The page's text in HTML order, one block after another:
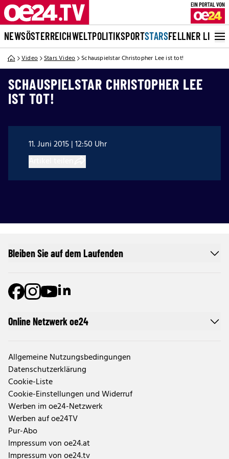
NEWSÖSTERREICHWELTPOLITIKSPORTSTARSFELLNER LIVE
Video Stars Video Schauspielstar Christopher Lee ist tot!
SCHAUSPIELSTAR CHRISTOPHER LEE
IST TOT!
11. Juni 2015 | 12:50 Uhr
Online Netzwerk oe24
Allgemeine Nutzungsbedingungen
Datenschutzerklärung
Cookie-Liste
Cookie-Einstellungen und Widerruf
Werben im oe24-Netzwerk
Werben auf oe24TV
Pur-Abo
Impressum von oe24.at
Impressum von oe24.tv
Bleiben Sie auf dem Laufenden